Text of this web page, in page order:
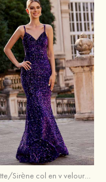
Trumpette/Sirène col en v velours paillettes traîne balayage robe de bal